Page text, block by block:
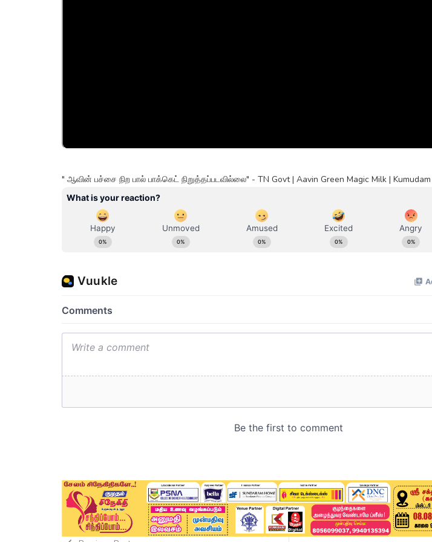
" ஆவின் பச்சை நிற பால் பாக்கெட் நிறுத்தப்படவில்லை" - TN Govt | Aavin Green Magic Milk |